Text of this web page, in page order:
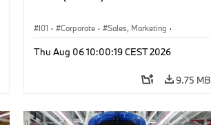
I01 · Corporate · Sales, Marketing ·
Thu Aug 06 10:00:19 CEST 2026
9.75 MB